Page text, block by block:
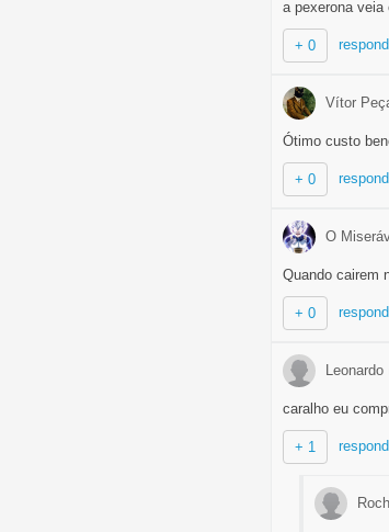
a pexerona veia
+ 0
Vítor
Ótimo custo
+ 0
O
Quando cairem
+ 0
Leonardo
caralho eu
+ 1